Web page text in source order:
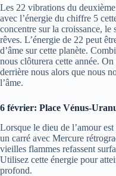
Les 22 vibrations du
avec l’énergie du chiffre 5
concentre sur la croissance,
rêves. L’énergie de 22 peut
d’âme sur cette planète.
nous clôturera cette année.
derrière nous alors que nous
l’âme.
6 février: Place Vénus-
Lorsque le dieu de l’amour
un carré avec Mercure
vieilles flammes refassent
Utilisez cette énergie pour
profond.